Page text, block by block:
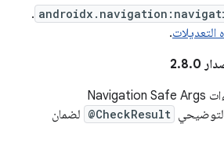
.
التعديلات.
يتم الآن إنشاء إجراءات Navigation Safe Args
@CheckResult لضمان